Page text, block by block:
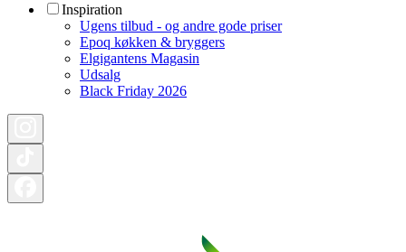
Inspiration
Ugens tilbud - og andre gode priser
Epoq køkken & bryggers
Elgigantens Magasin
Udsalg
Black Friday 2026